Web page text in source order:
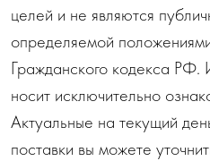
целей и не являются
определяемой
Гражданского кодекса
носит исключительно
Актуальные на текущий
поставки вы можете